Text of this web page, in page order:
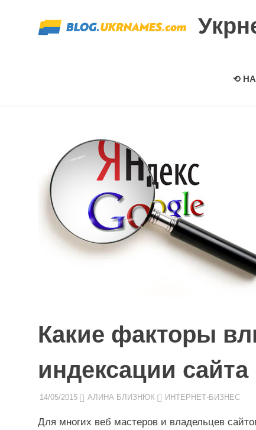
содержимому
⟲
Какие факторы
индексации сайта
14/05/2015 АЛИНА БЛИЗНЮК ИНТЕРНЕТ-БИЗНЕС
Для многих веб мастеров и владельцев